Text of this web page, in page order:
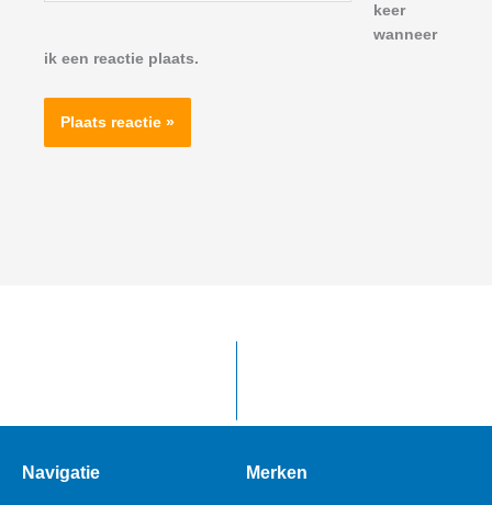
keer
wanneer
ik een reactie plaats.
Navigatie Merken